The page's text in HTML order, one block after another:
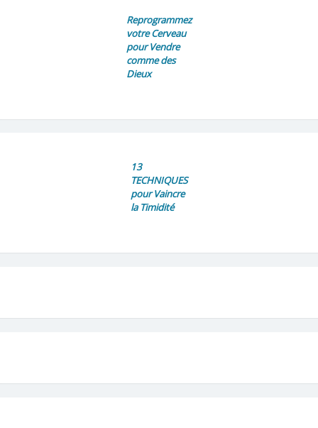
Reprogrammez
votre Cerveau
pour Vendre
comme des
Dieux
13
TECHNIQUES
pour Vaincre
la Timidité